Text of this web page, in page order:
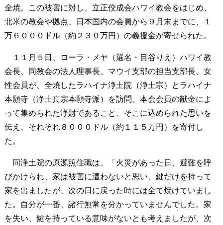
全焼。この被害に対し、立正佼成会ハワイ教会をはじめ、
北米の教会や拠点、日本国内の会員から９月末までに、１
万６０００ドル（約２３０万円）の義援金が寄せられた。
１１月５日、ローラ・メヤ（選名・目谷りえ）ハワイ教
会長、同教会の法人理事長、マウイ支部の担当支部長、女
性会員が、全焼したラハイナ浄土院（浄土宗）とラハイナ
本願寺（浄土真宗本願寺派）を訪問。本会会員の献金によ
って集められた浄財であること、そこに込められた思いを
伝え、それぞれ８０００ドル（約１１５万円）を寄付し
た。
同浄土院の原源照住職は、「火災があった日、避難を呼
びかけられ、家は被害に遭わないと思い、鍵だけを持って
家を出ましたが、次の日に戻った時には全て焼けていまし
た。自分が一番、諸行無常を分かっていませんでした。家
を失い、鍵を持っている意味がないとも考えましたが、次